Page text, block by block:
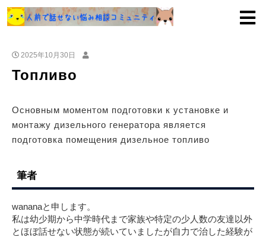
2025年10月30日
Топливо
Основным моментом подготовки к установке и
монтажу дизельного генератора является
подготовка помещения дизельное топливо
筆者
wananaと申します。
私は幼少期から中学時代まで家族や特定の少人数の友達以外
とほぼ話せない状態が続いていましたが自力で治した経験が